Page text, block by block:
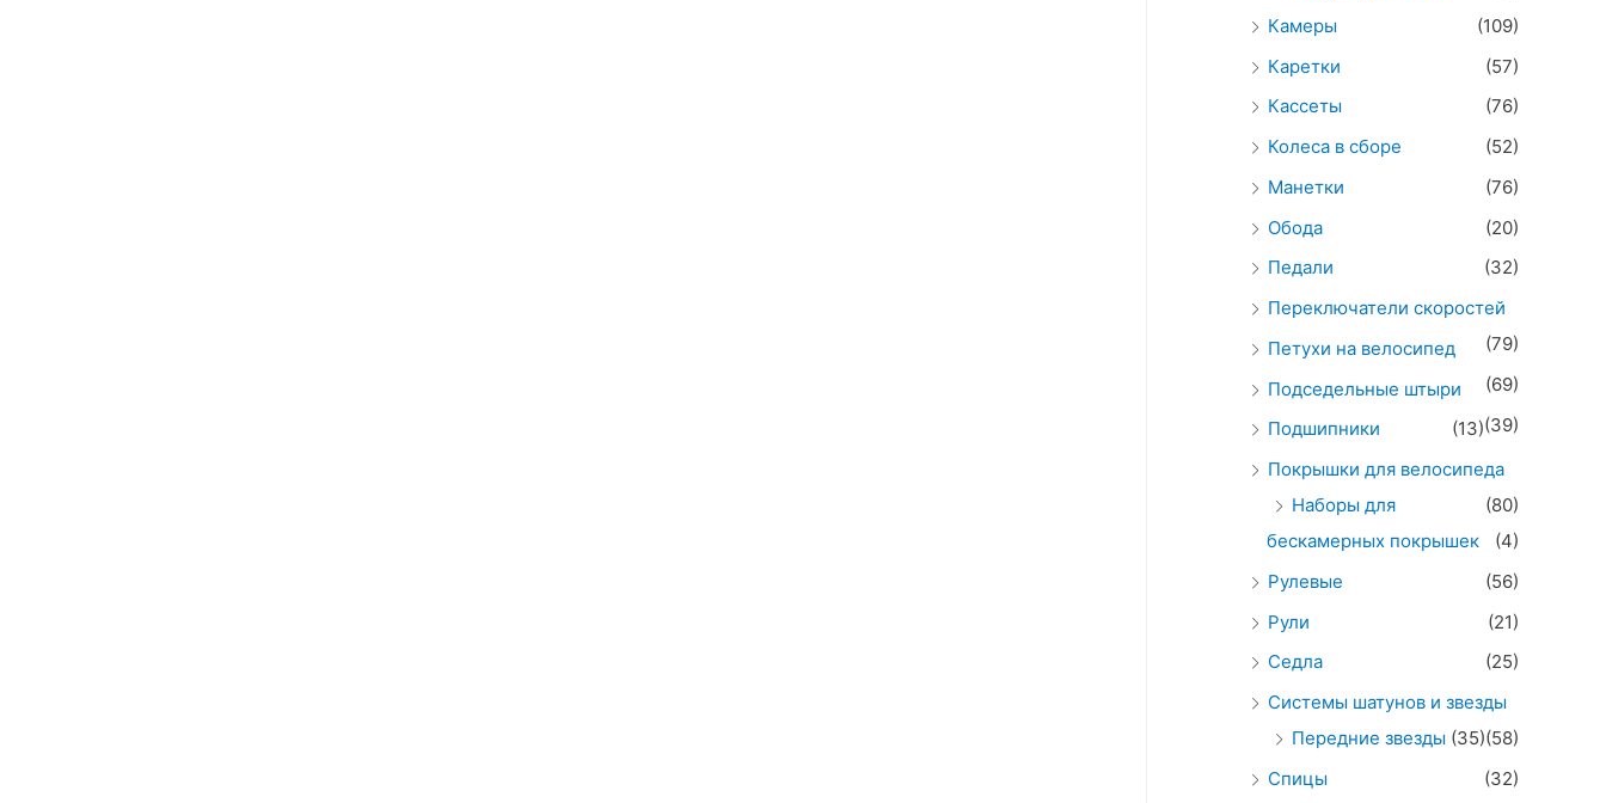
Камеры
(109)
Каретки
(57)
Кассеты
(76)
Колеса в сборе
(52)
Манетки
(76)
Обода
(20)
Педали
(32)
Переключатели скоростей
(79)
Петухи на велосипед
(69)
Подседельные штыри
(39)
Подшипники
(13)
Покрышки для велосипеда
(80)
Наборы для
бескамерных покрышек
(4)
Рулевые
(56)
Рули
(21)
Седла
(25)
Системы шатунов и звезды
(58)
Передние звезды (35)
Спицы
(32)